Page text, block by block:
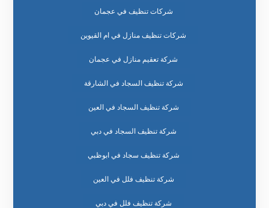
شركات تنظيف في عجمان
شركات تنظيف منازل في ام القيوين
شركة تعقيم منازل في عجمان
شركة تنظيف السجاد في الشارقة
شركة تنظيف السجاد في العين
شركة تنظيف السجاد في دبي
شركة تنظيف سجاد في ابوظبي
شركة تنظيف فلل في العين
شركة تنظيف فلل في دبي